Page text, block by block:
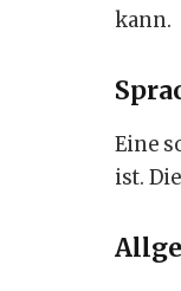
kann.
Eine
ist.